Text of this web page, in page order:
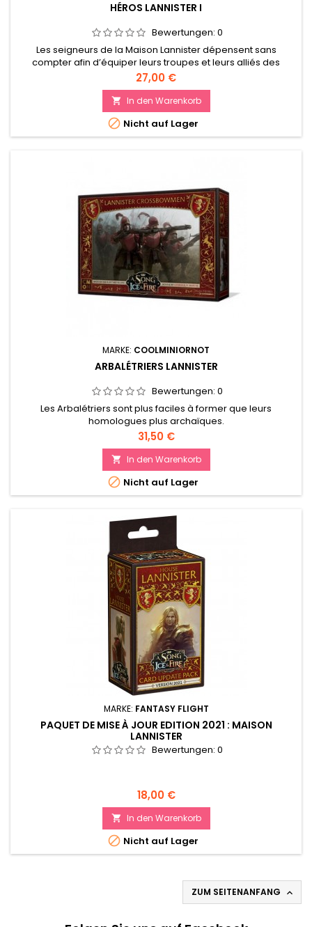
HÉROS LANNISTER I
Bewertungen: 0
Les seigneurs de la Maison Lannister dépensent sans
compter afin d’équiper leurs troupes et leurs alliés des
meilleures armes et armures possibles. En retour, ils exigent
que chaque homme accomplisse son devoir.
Preis
27,00 €
 In den Warenkorb
 Nicht auf Lager
MARKE: COOLMINIORNOT
ARBALÉTRIERS LANNISTER
Bewertungen: 0
Les Arbalétriers sont plus faciles à former que leurs
homologues plus archaïques.
Preis
31,50 €
 In den Warenkorb
 Nicht auf Lager
MARKE: FANTASY FLIGHT
PAQUET DE MISE À JOUR EDITION 2021 : MAISON
LANNISTER
Bewertungen: 0
Preis
18,00 €
 In den Warenkorb
 Nicht auf Lager
ZUM SEITENANFANG 